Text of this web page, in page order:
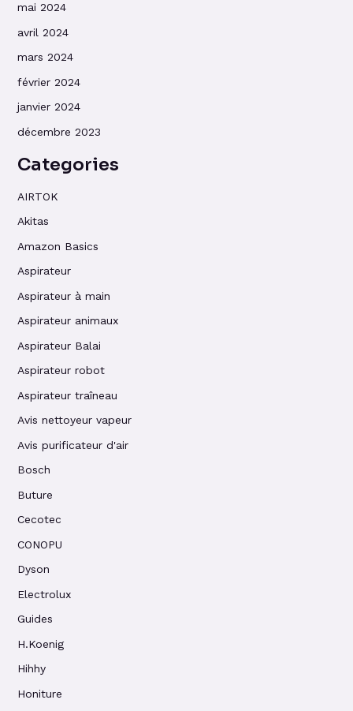
mai 2024
avril 2024
mars 2024
février 2024
janvier 2024
décembre 2023
Categories
AIRTOK
Akitas
Amazon Basics
Aspirateur
Aspirateur à main
Aspirateur animaux
Aspirateur Balai
Aspirateur robot
Aspirateur traîneau
Avis nettoyeur vapeur
Avis purificateur d'air
Bosch
Buture
Cecotec
CONOPU
Dyson
Electrolux
Guides
H.Koenig
Hihhy
Honiture